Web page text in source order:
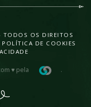
OS DIREITOS
POLÍTICA DE COOKIES
♥ pela .